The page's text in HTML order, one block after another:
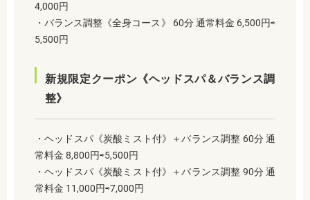
4,000円
・バランス調整《全身コース》 60分 通常料金 6,500円⇨
5,500円
新規限定クーポン《ヘッドスパ＆バランス調
整》
・ヘッドスパ《炭酸ミスト付》＋バランス調整 60分 通
常料金 8,800円⇨5,500円
・ヘッドスパ《炭酸ミスト付》＋バランス調整 90分 通
常料金 11,000円⇨7,000円